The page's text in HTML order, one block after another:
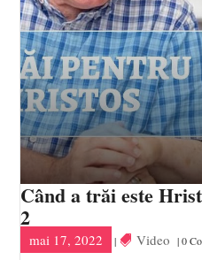
Când a trăi este
2
mai 17, 2022 | Video | 0